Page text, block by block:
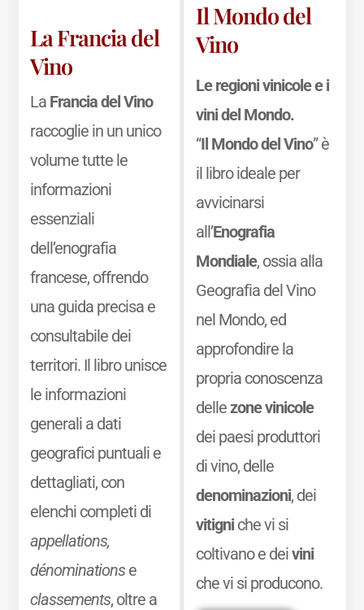
La Francia del
Vino
La Francia del Vino
raccoglie in un unico
volume tutte le
informazioni
essenziali
dell’enografia
francese, offrendo
una guida precisa e
consultabile dei
territori. Il libro unisce
le informazioni
generali a dati
geografici puntuali e
dettagliati, con
elenchi completi di
appellations,
dénominationse
classements, oltre a
Il Mondo del
Vino
Le regioni vinicole e i
vini del Mondo.
“Il Mondo del Vino” è
il libro ideale per
avvicinarsi
all’Enografia
Mondiale, ossia alla
Geografia del Vino
nel Mondo, ed
approfondire la
propria conoscenza
dellezone vinicole
dei paesi produttori
di vino, delle
denominazioni, dei
vitigniche vi si
coltivano e deivini
che vi si producono.